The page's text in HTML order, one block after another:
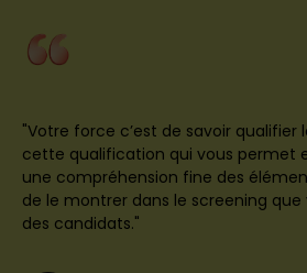
"Votre force c’est de savoir qualifier
cette qualification qui vous permet
une compréhension fine des
de le montrer dans le screening que
des candidats."